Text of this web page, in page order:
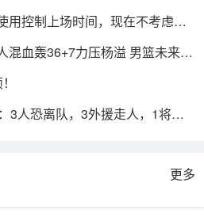
用控制上场时间，现在不考虑总
混血轰36+7力压杨溢 男篮未来十
3人恐离队，3外援走人，1将或
更多